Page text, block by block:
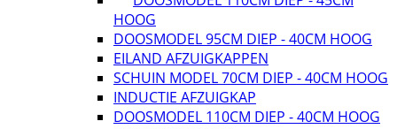
HOOG
DOOSMODEL 95CM DIEP - 40CM HOOG
EILAND AFZUIGKAPPEN
SCHUIN MODEL 70CM DIEP - 40CM HOOG
INDUCTIE AFZUIGKAP
DOOSMODEL 110CM DIEP - 40CM HOOG